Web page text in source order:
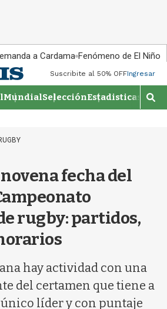
a Cardama Fenómeno de El Niño
Suscribite al 50% OFFIngresar
MundialSelecciónEstadisticas
M
o
fecha del
rugby: partidos,
hay actividad con una
del certamen que tiene a
único líder y con puntaje